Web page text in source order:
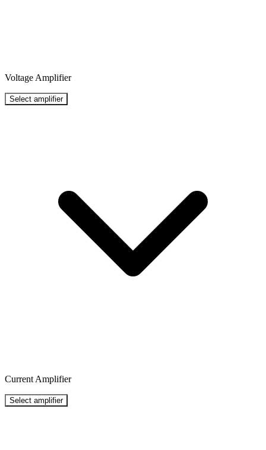
Voltage Amplifier
Select amplifier
Current Amplifier
Select amplifier